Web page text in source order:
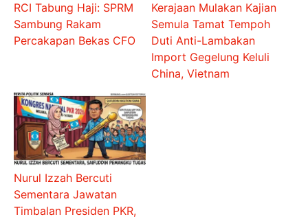
RCI Tabung Haji: SPRM
Sambung Rakam
Percakapan Bekas CFO
Kerajaan Mulakan Kajian
Semula Tamat Tempoh
Duti Anti-Lambakan
Import Gegelung Keluli
China, Vietnam
Nurul Izzah Bercuti
Sementara Jawatan
Timbalan Presiden PKR,